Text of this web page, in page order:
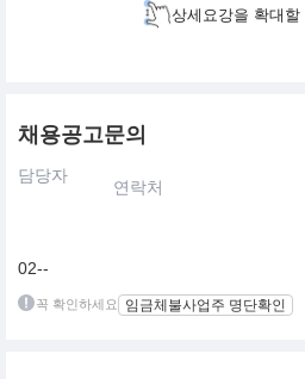
상세요강을 확대할
채용공고문의
담당자
연락처
02--
꼭 확인하세요 임금체불사업주 명단확인